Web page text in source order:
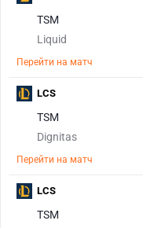
TSM
Liquid
Перейти на матч
TSM
Dignitas
Перейти на матч
LCS
TSM
LCS